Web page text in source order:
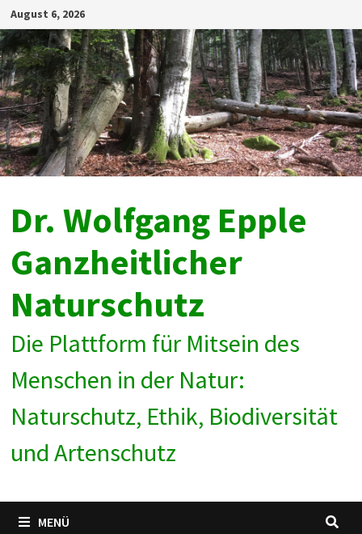
Zum
Inhalt
springen
August 6, 2026
Dr. Wolfgang Epple
Ganzheitlicher
Naturschutz
Die Plattform für Mitsein des
Menschen in der Natur:
Naturschutz, Ethik, Biodiversität
und Artenschutz
MENÜ